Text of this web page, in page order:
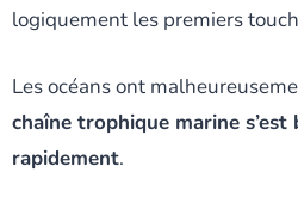
logiquement les premiers
Les océans ont
chaîne trophique marine
rapidement.